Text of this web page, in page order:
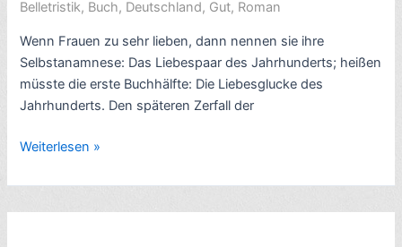
Belletristik, Buch, Deutschland, Gut, Roman
Wenn Frauen zu sehr lieben, dann nennen sie ihre
Selbstanamnese: Das Liebespaar des Jahrhunderts; heißen
müsste die erste Buchhälfte: Die Liebesglucke des
Jahrhunderts. Den späteren Zerfall der
Romankritik:
Liebespaar
des
Weiterlesen »